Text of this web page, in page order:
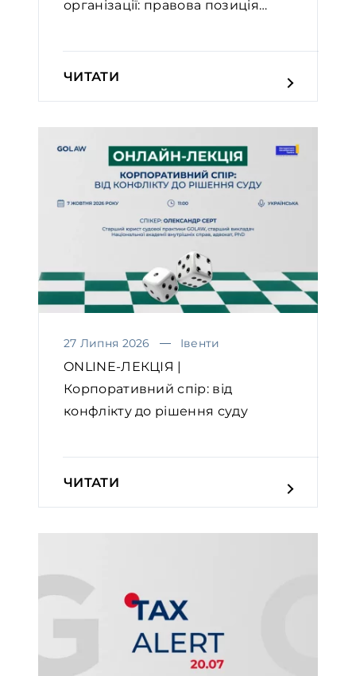
організації: правова позиція
ЧИТАТИ
27 Липня 2026 Івенти
ONLINE-ЛЕКЦІЯ |
Корпоративний спір: від
конфлікту до рішення суду
ЧИТАТИ